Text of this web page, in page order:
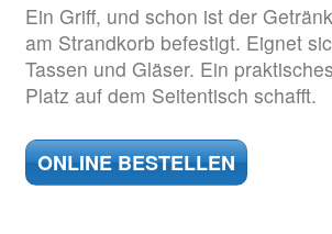
Ein Griff, und schon ist der
am Strandkorb befestigt. Eignet
Tassen und Gläser. Ein
Platz auf dem Seitentisch schafft.
ONLINE BESTELLEN